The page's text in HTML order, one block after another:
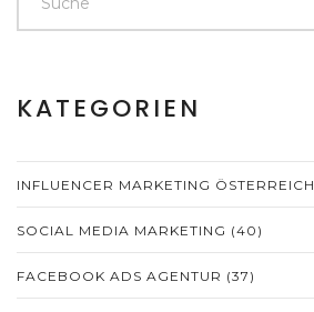
KATEGORIEN
INFLUENCER MARKETING ÖSTERREICH
SOCIAL MEDIA MARKETING (40)
FACEBOOK ADS AGENTUR (37)